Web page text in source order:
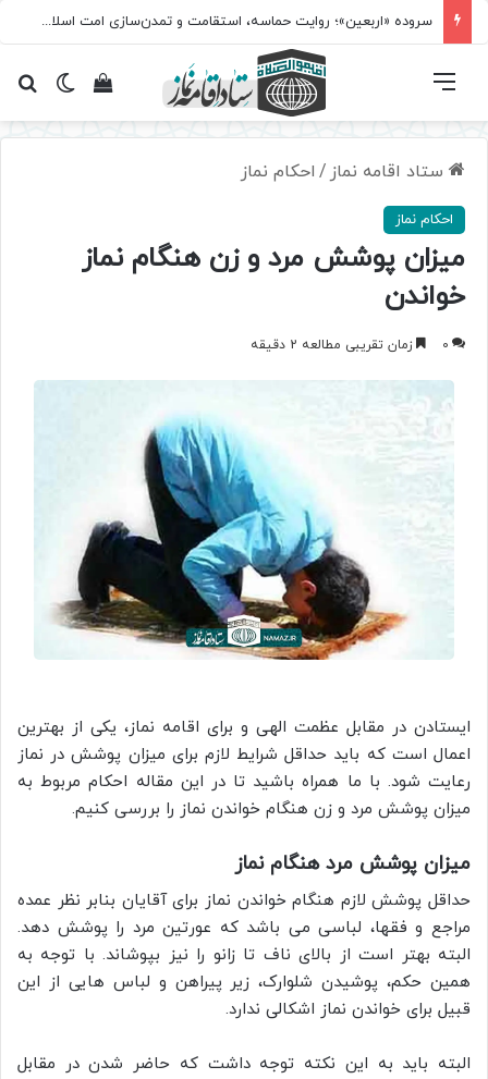
سروده‌ «اربعین»؛ روایت حماسه، استقامت و تمدن‌سازی امت اسلامی
تغییرمشاهده فهرست
ستاد اقامه نماز / احکام نماز
احکام نماز
میزان پوشش مرد و زن هنگام نماز
خواندن
0 زمان تقریبی مطالعه 2 دقیقه
ایستادن در مقابل عظمت الهی و برای اقامه نماز، یکی از بهترین
اعمال است که باید حداقل شرایط لازم برای میزان پوشش در نماز
رعایت شود. با ما همراه باشید تا در این مقاله احکام مربوط به
میزان پوشش مرد و زن هنگام خواندن نماز را بررسی کنیم.
میزان پوشش مرد هنگام نماز
حداقل پوشش لازم هنگام خواندن نماز برای آقایان بنابر نظر عمده
مراجع و فقها، لباسی می باشد که عورتین مرد را پوشش دهد.
البته بهتر است از بالای ناف تا زانو را نیز بپوشاند. با توجه به
همین حکم، پوشیدن شلوارک، زیر پیراهن و لباس هایی از این
قبیل برای خواندن نماز اشکالی ندارد.
البته باید به این نکته توجه داشت که حاضر شدن در مقابل